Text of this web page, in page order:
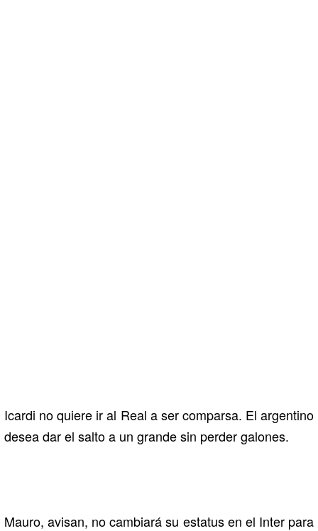
Icardi no quiere ir al Real a ser comparsa. El argentino
desea dar el salto a un grande sin perder galones.
Mauro, avisan, no cambiará su estatus en el Inter para